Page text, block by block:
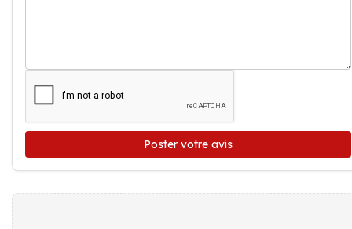
Poster votre avis